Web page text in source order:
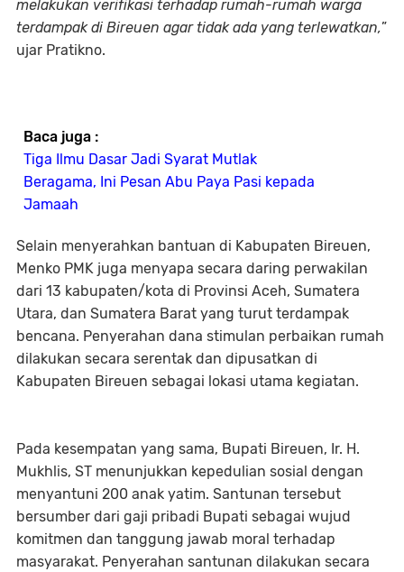
melakukan verifikasi terhadap rumah-rumah warga
terdampak di Bireuen agar tidak ada yang terlewatkan,”
ujar Pratikno.
Baca juga :
Tiga Ilmu Dasar Jadi Syarat Mutlak
Beragama, Ini Pesan Abu Paya Pasi kepada
Jamaah
Selain menyerahkan bantuan di Kabupaten Bireuen,
Menko PMK juga menyapa secara daring perwakilan
dari 13 kabupaten/kota di Provinsi Aceh, Sumatera
Utara, dan Sumatera Barat yang turut terdampak
bencana. Penyerahan dana stimulan perbaikan rumah
dilakukan secara serentak dan dipusatkan di
Kabupaten Bireuen sebagai lokasi utama kegiatan.
Pada kesempatan yang sama, Bupati Bireuen, Ir. H.
Mukhlis, ST menunjukkan kepedulian sosial dengan
menyantuni 200 anak yatim. Santunan tersebut
bersumber dari gaji pribadi Bupati sebagai wujud
komitmen dan tanggung jawab moral terhadap
masyarakat. Penyerahan santunan dilakukan secara